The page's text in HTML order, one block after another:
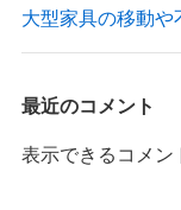
大型家具の移動や
最近のコメント
表示できるコメン